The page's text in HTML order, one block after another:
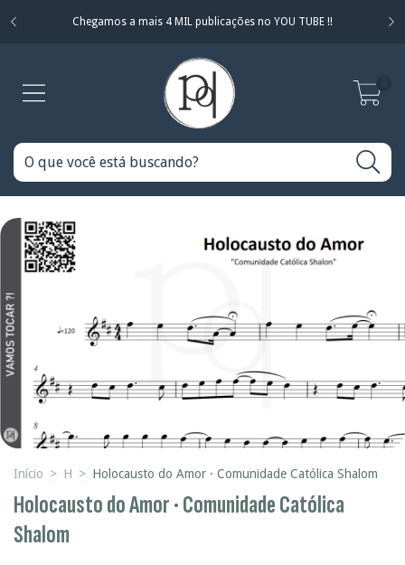
Chegamos a mais 4 MIL publicações no YOU TUBE !!
Início > H > Holocausto do Amor · Comunidade Católica Shalom
Holocausto do Amor · Comunidade Católica
Shalom